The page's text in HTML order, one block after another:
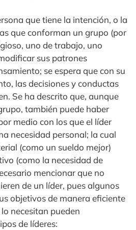
que tiene la intención, o la
que conforman un grupo (por
uno de trabajo, uno
sus patrones
se espera que con su
las decisiones y conductas
Se ha descrito que, aunque
también puede haber
medio con los que el líder
necesidad personal; la cual
(como un sueldo mejor)
(como la necesidad de
mencionar que no
de un líder, pues algunos
objetivos de manera eficiente
necesitan pueden
de líderes: